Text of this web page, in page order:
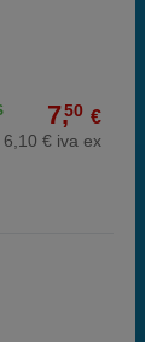
7,50 €
6,10 € iva ex